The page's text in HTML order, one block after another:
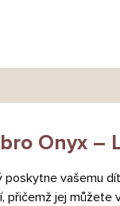
Onyx
poskytne vašemu
jej